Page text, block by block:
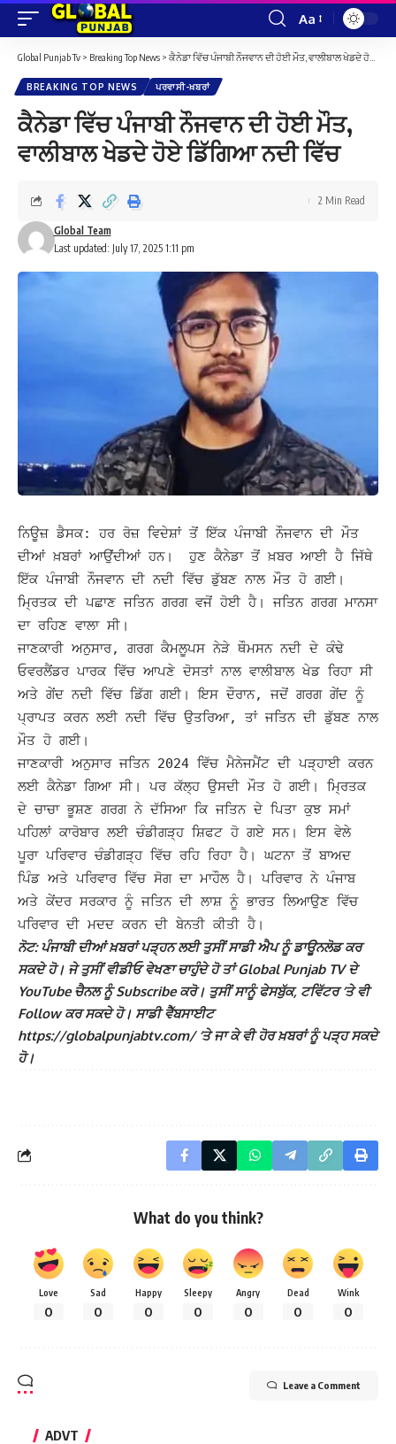
Font
Resizer
Aa
Global Punjab Tv > Breaking Top News > ਕੈਨੇਡਾ ਵਿੱਚ ਪੰਜਾਬੀ ਨੌਜਵਾਨ ਦੀ ਹੋਈ ਮੌਤ, ਵਾਲੀਬਾਲ ਖੇਡਦੇ ਹੋਏ ਡਿੱਗਿਆ ਨਦੀ ਵਿੱਚ
BREAKING TOP NEWS ਪਰਵਾਸੀ-ਖ਼ਬਰਾਂ
ਕੈਨੇਡਾ ਵਿੱਚ ਪੰਜਾਬੀ ਨੌਜਵਾਨ ਦੀ ਹੋਈ ਮੌਤ,
ਵਾਲੀਬਾਲ ਖੇਡਦੇ ਹੋਏ ਡਿੱਗਿਆ ਨਦੀ ਵਿੱਚ
Last updated: July 17, 2025 1:11 pm
Global Team
2 Min Read
ਨਿਊਜ਼ ਡੈਸਕ: ਹਰ ਰੋਜ਼ ਵਿਦੇਸ਼ਾਂ ਤੋਂ ਇੱਕ ਪੰਜਾਬੀ ਨੌਜਵਾਨ ਦੀ ਮੌਤ
ਦੀਆਂ ਖ਼ਬਰਾਂ ਆਉਂਦੀਆਂ ਹਨ। ਹੁਣ ਕੈਨੇਡਾ ਤੋਂ ਖ਼ਬਰ ਆਈ ਹੈ ਜਿੱਥੇ
ਇੱਕ ਪੰਜਾਬੀ ਨੌਜਵਾਨ ਦੀ ਨਦੀ ਵਿੱਚ ਡੁੱਬਣ ਨਾਲ ਮੌਤ ਹੋ ਗਈ।
ਮ੍ਰਿਤਕ ਦੀ ਪਛਾਣ ਜਤਿਨ ਗਰਗ ਵਜੋਂ ਹੋਈ ਹੈ। ਜਤਿਨ ਗਰਗ ਮਾਨਸਾ
ਦਾ ਰਹਿਣ ਵਾਲਾ ਸੀ।
ਜਾਣਕਾਰੀ ਅਨੁਸਾਰ, ਗਰਗ ਕੈਮਲੂਪਸ ਨੇੜੇ ਥੌਮਸਨ ਨਦੀ ਦੇ ਕੰਢੇ
ਓਵਰਲੈਂਡਰ ਪਾਰਕ ਵਿੱਚ ਆਪਣੇ ਦੋਸਤਾਂ ਨਾਲ ਵਾਲੀਬਾਲ ਖੇਡ ਰਿਹਾ ਸੀ
ਅਤੇ ਗੇਂਦ ਨਦੀ ਵਿੱਚ ਡਿੱਗ ਗਈ। ਇਸ ਦੌਰਾਨ, ਜਦੋਂ ਗਰਗ ਗੇਂਦ ਨੂੰ
ਪ੍ਰਾਪਤ ਕਰਨ ਲਈ ਨਦੀ ਵਿੱਚ ਉਤਰਿਆ, ਤਾਂ ਜਤਿਨ ਦੀ ਡੁੱਬਣ ਨਾਲ
ਮੌਤ ਹੋ ਗਈ।
ਜਾਣਕਾਰੀ ਅਨੁਸਾਰ ਜਤਿਨ 2024 ਵਿੱਚ ਮੈਨੇਜਮੈਂਟ ਦੀ ਪੜ੍ਹਾਈ ਕਰਨ
ਲਈ ਕੈਨੇਡਾ ਗਿਆ ਸੀ। ਪਰ ਕੱਲ੍ਹ ਉਸਦੀ ਮੌਤ ਹੋ ਗਈ। ਮ੍ਰਿਤਕ
ਦੇ ਚਾਚਾ ਭੂਸ਼ਣ ਗਰਗ ਨੇ ਦੱਸਿਆ ਕਿ ਜਤਿਨ ਦੇ ਪਿਤਾ ਕੁਝ ਸਮਾਂ
ਪਹਿਲਾਂ ਕਾਰੋਬਾਰ ਲਈ ਚੰਡੀਗੜ੍ਹ ਸ਼ਿਫਟ ਹੋ ਗਏ ਸਨ।ਇਸ ਵੇਲੇ
ਪੂਰਾ ਪਰਿਵਾਰ ਚੰਡੀਗੜ੍ਹ ਵਿੱਚ ਰਹਿ ਰਿਹਾ ਹੈ। ਘਟਨਾ ਤੋਂ ਬਾਅਦ
ਪਿੰਡ ਅਤੇ ਪਰਿਵਾਰ ਵਿੱਚ ਸੋਗ ਦਾ ਮਾਹੌਲ ਹੈ। ਪਰਿਵਾਰ ਨੇ ਪੰਜਾਬ
ਅਤੇ ਕੇਂਦਰ ਸਰਕਾਰ ਨੂੰ ਜਤਿਨ ਦੀ ਲਾਸ਼ ਨੂੰ ਭਾਰਤ ਲਿਆਉਣ ਵਿੱਚ
ਪਰਿਵਾਰ ਦੀ ਮਦਦ ਕਰਨ ਦੀ ਬੇਨਤੀ ਕੀਤੀ ਹੈ।
ਨੋਟ: ਪੰਜਾਬੀ ਦੀਆਂ ਖ਼ਬਰਾਂ ਪੜ੍ਹਨ ਲਈ ਤੁਸੀਂ ਸਾਡੀ ਐਪ ਨੂੰ ਡਾਊਨਲੋਡ ਕਰ
ਸਕਦੇ ਹੋ। ਜੇ ਤੁਸੀਂ ਵੀਡੀਓ ਵੇਖਣਾ ਚਾਹੁੰਦੇ ਹੋ ਤਾਂ Global Punjab TV ਦੇ
YouTube ਚੈਨਲ ਨੂੰ Subscribe ਕਰੋ। ਤੁਸੀਂ ਸਾਨੂੰ ਫੇਸਬੁੱਕ, ਟਵਿੱਟਰ ‘ਤੇ ਵੀ
Follow ਕਰ ਸਕਦੇ ਹੋ। ਸਾਡੀ ਵੈੱਬਸਾਈਟ
https://globalpunjabtv.com/ ‘ਤੇ ਜਾ ਕੇ ਵੀ ਹੋਰ ਖ਼ਬਰਾਂ ਨੂੰ ਪੜ੍ਹ ਸਕਦੇ
ਹੋ।
What do you think?
Love
0
Sad
0
Happy
0
Sleepy
0
Angry
0
Dead
0
Wink
0
Leave a Comment
ADVT